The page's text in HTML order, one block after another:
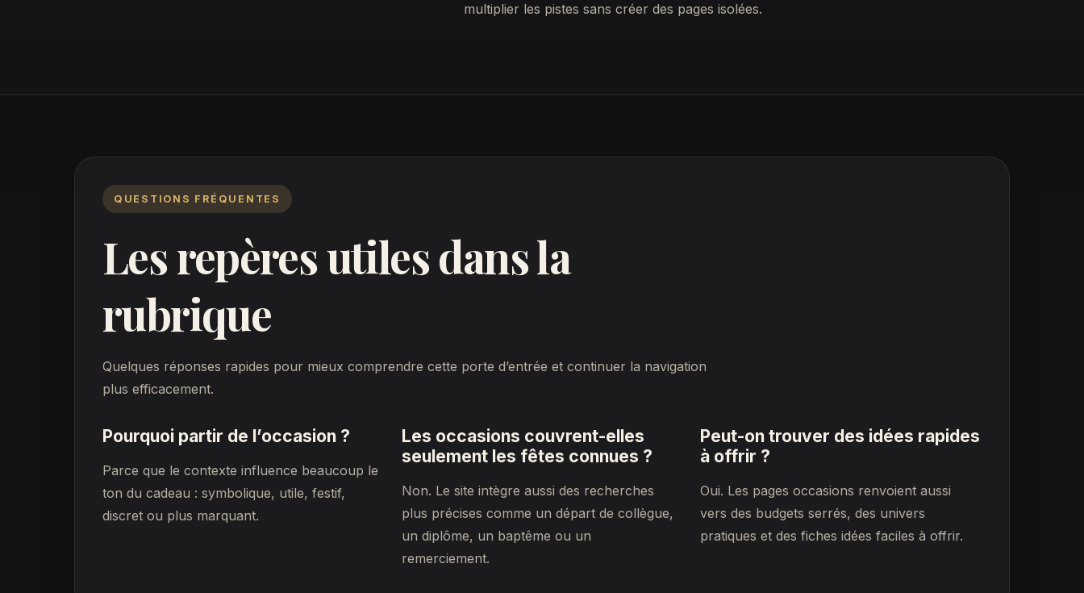
multiplier les pistes sans créer des pages isolées.
QUESTIONS FRÉQUENTES
Les repères utiles dans la
rubrique
Quelques réponses rapides pour mieux comprendre cette porte d’entrée et continuer la navigation
plus efficacement.
Pourquoi partir de l’occasion ?
Parce que le contexte influence beaucoup le
ton du cadeau : symbolique, utile, festif,
discret ou plus marquant.
Les occasions couvrent-elles
seulement les fêtes connues ?
Non. Le site intègre aussi des recherches
plus précises comme un départ de collègue,
un diplôme, un baptême ou un
remerciement.
Peut-on trouver des idées rapides
à offrir ?
Oui. Les pages occasions renvoient aussi
vers des budgets serrés, des univers
pratiques et des fiches idées faciles à offrir.